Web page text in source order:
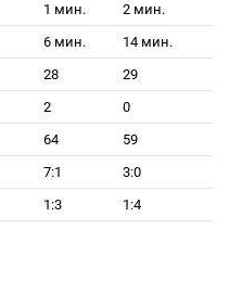
1 мин.
2 мин.
6 мин.
14 мин.
28
29
2
0
64
59
7:1
3:0
1:3 1:4